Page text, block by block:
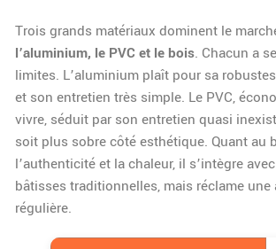
Trois grands matériaux dominent le
l’aluminium, le PVC et le bois. Chacun a
limites. L’aluminium plaît pour sa
et son entretien très simple. Le PVC,
vivre, séduit par son entretien quasi
soit plus sobre côté esthétique. Quant au
l’authenticité et la chaleur, il s’intègre
bâtisses traditionnelles, mais réclame une
régulière.